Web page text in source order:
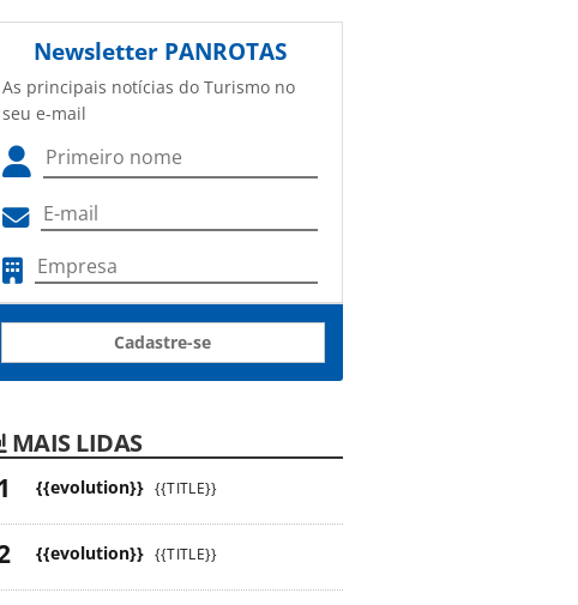
Newsletter PANROTAS
As principais notícias do Turismo no
seu e-mail
Cadastre-se
MAIS LIDAS
{{evolution}} {{TITLE}}
{{evolution}} {{TITLE}}